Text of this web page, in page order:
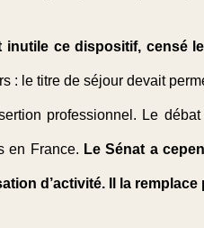
inutile ce dispositif, censé
: le titre de séjour devait
professionnel. Le
en France. Le Sénat a
d’activité. Il la remplace